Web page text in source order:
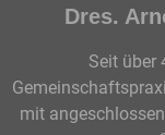
Dres.
Seit über
mit